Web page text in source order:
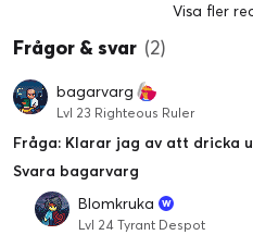
Visa fler
Frågor & svar (2)
bagarvarg
Lvl 23 Righteous Ruler
Fråga: Klarar jag av att dricka
Svara bagarvarg
Blomkruka
Lvl 24 Tyrant Despot